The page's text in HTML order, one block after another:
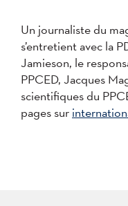
Un journaliste du
s’entretient avec la
Jamieson, le
PPCED, Jacques
scientifiques du
pages sur